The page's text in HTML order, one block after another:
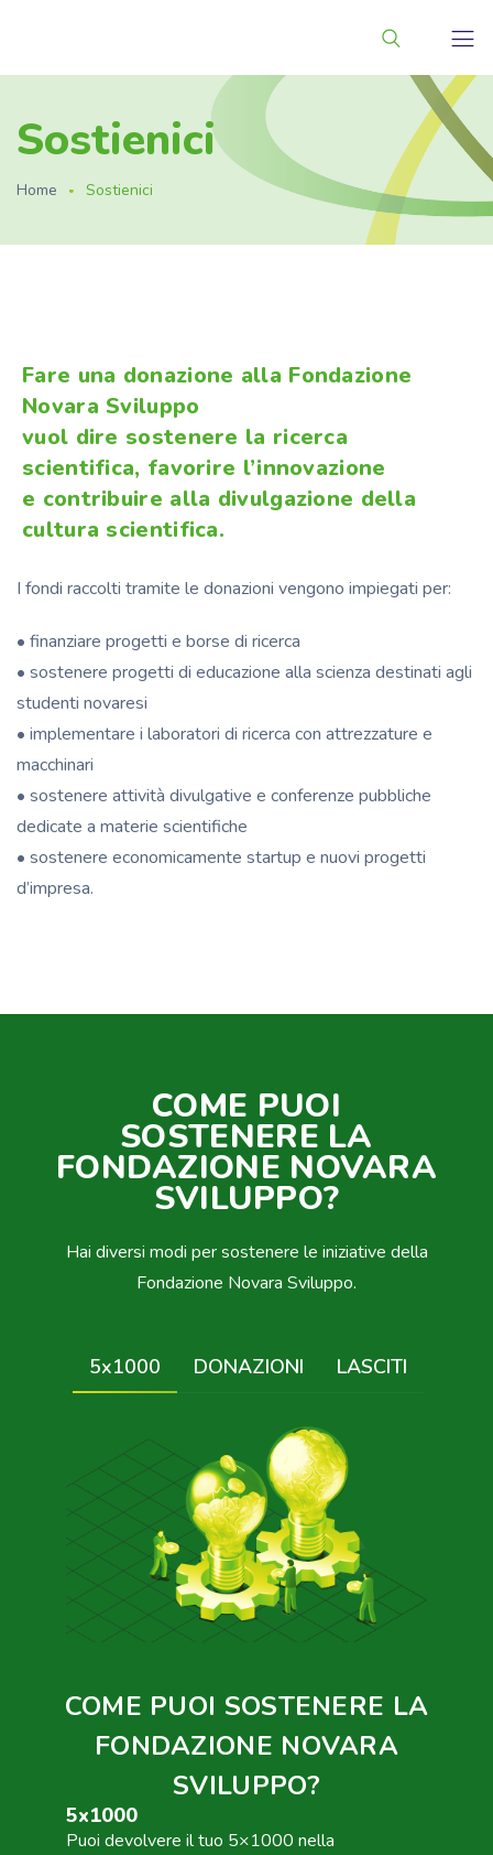
Sostienici
Home Sostienici
Fare una donazione alla Fondazione
Novara Sviluppo
vuol dire sostenere la ricerca
scientifica, favorire l’innovazione
e contribuire alla divulgazione della
cultura scientifica.
I fondi raccolti tramite le donazioni vengono impiegati per:
• finanziare progetti e borse di ricerca
• sostenere progetti di educazione alla scienza destinati agli
studenti novaresi
• implementare i laboratori di ricerca con attrezzature e
macchinari
• sostenere attività divulgative e conferenze pubbliche
dedicate a materie scientifiche
• sostenere economicamente startup e nuovi progetti
d’impresa.
COME PUOI
SOSTENERE LA
FONDAZIONE NOVARA
SVILUPPO?
Hai diversi modi per sostenere le iniziative della
Fondazione Novara Sviluppo.
5x1000 DONAZIONI LASCITI
COME PUOI SOSTENERE LA
FONDAZIONE NOVARA
SVILUPPO?
5x1000
Puoi devolvere il tuo 5×1000 nella